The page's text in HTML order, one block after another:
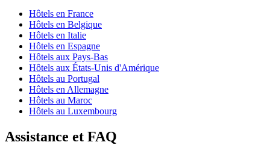
Hôtels en France
Hôtels en Belgique
Hôtels en Italie
Hôtels en Espagne
Hôtels aux Pays-Bas
Hôtels aux États-Unis d'Amérique
Hôtels au Portugal
Hôtels en Allemagne
Hôtels au Maroc
Hôtels au Luxembourg
Assistance et FAQ